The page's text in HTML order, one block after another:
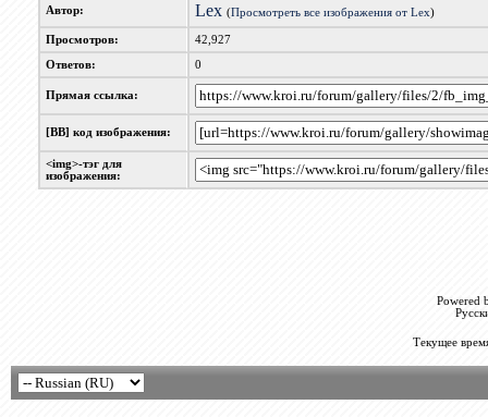
Автор: Lex (Просмотреть все изображения от Lex)
Просмотров: 42,927
Ответов: 0
Прямая ссылка:
[BB] код изображения:
<img>-тэг для
изображения:
Powered
Текущее